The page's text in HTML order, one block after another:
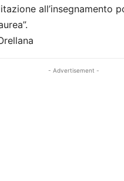
all’insegnamento
- Advertisement -